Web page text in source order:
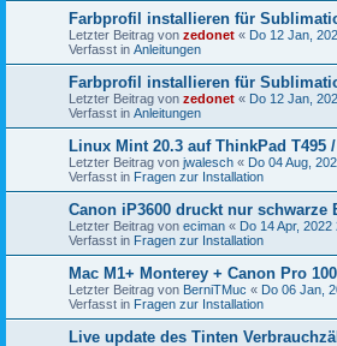
Farbprofil installieren für
Letzter Beitrag von zedonet « Do 12 Jan,
Verfasst in Anleitungen
Farbprofil installieren für
Letzter Beitrag von zedonet « Do 12 Jan,
Verfasst in Anleitungen
Linux Mint 20.3 auf ThinkPad T495 /
Letzter Beitrag von jwalesch « Do 04 Aug,
Verfasst in Fragen zur Installation
Canon iP3600 druckt nur schwarze
Letzter Beitrag von eciman « Do 14 Apr, 2022
Verfasst in Fragen zur Installation
Mac M1+ Monterey + Canon Pro
Letzter Beitrag von BerniTMuc « Do 06 Jan,
Verfasst in Fragen zur Installation
Live update des Tinten